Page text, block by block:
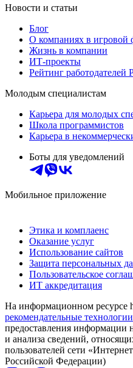
Новости и статьи
Блог
О компаниях в игровой
Жизнь в компании
ИТ-проекты
Рейтинг работодателей
Молодым специалистам
Карьера для молодых
Школа программистов
Карьера в
Боты для уведомлений
Мобильное приложение
Этика и комплаенс
Оказание услуг
Использование сайтов
Защита персональных
Пользовательское
ИТ аккредитация
На информационном ресурсе
рекомендательные технологии
предоставления информации
и анализа сведений,
пользователей сети
Российской Федерации)